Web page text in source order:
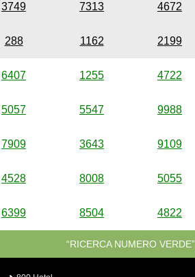
3749 7313 4672
288 1162 2199
6407 1255 4722
5057 5547 9988
7909 3643 9109
4528 8008 5055
6399 8504 4822
“RICERCA NUMERO VERDE”